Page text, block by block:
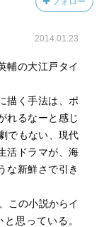
2014.01.23
輔の大江戸タイ
描く手法は、ポ
れるなーと感じ
でもない、現代
活ドラマが、海
な新鮮さで引き
この小説からイ
思っている。